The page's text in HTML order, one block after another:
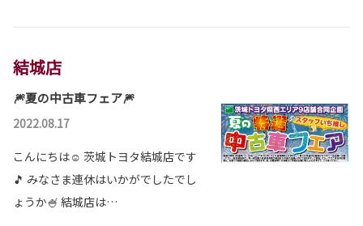
結城店
🎆夏の中古車フェア🎆
2022.08.17
こんにちは☺ 茨城トヨタ結城店です
🎵 みなさま連休はいかがでしたでし
ょうか🍧 結城店は…